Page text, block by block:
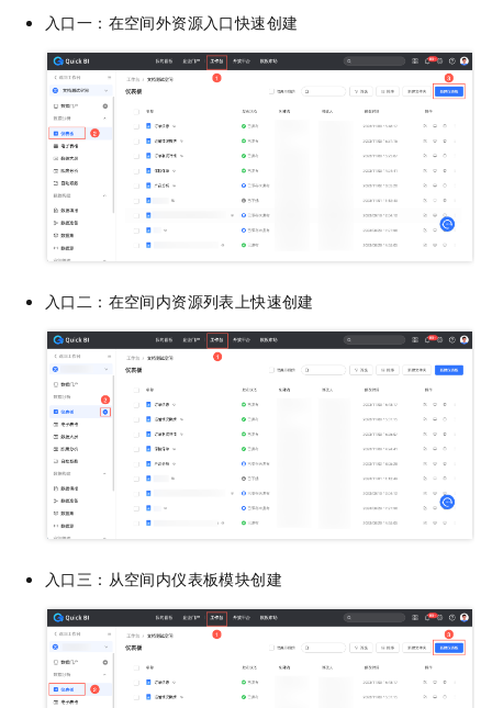
入口一：在空间外资源入口快速创建
入口二：在空间内资源列表上快速创建
入口三：从空间内仪表板模块创建